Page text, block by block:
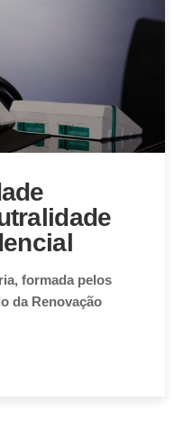
formada pelos
da Renovação